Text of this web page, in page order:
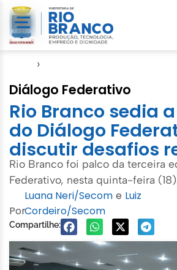
›
Diálogo Federativo
Rio Branco sedia
do Diálogo
discutir desafios
Rio Branco foi palco da terceira
Federativo, nesta quinta-feira
Por
Luana Neri/Secom e Luiz
Cordeiro/Secom
Compartilhe: